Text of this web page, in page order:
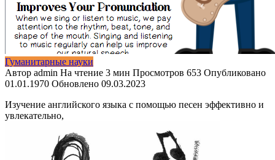
Гуманитарные науки
Автор admin На чтение 3 мин Просмотров 653 Опубликовано
01.01.1970 Обновлено 09.03.2023
Изучение английского языка с помощью песен эффективно и
увлекательно,